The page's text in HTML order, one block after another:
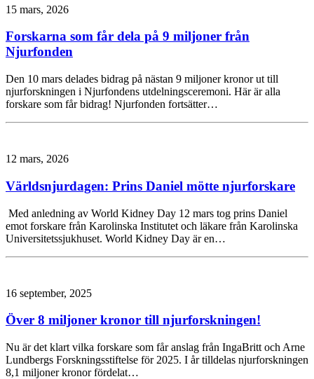
15 mars, 2026
Forskarna som får dela på 9 miljoner från
Njurfonden
Den 10 mars delades bidrag på nästan 9 miljoner kronor ut till
njurforskningen i Njurfondens utdelningsceremoni. Här är alla
forskare som får bidrag! Njurfonden fortsätter…
12 mars, 2026
Världsnjurdagen: Prins Daniel mötte njurforskare
Med anledning av World Kidney Day 12 mars tog prins Daniel
emot forskare från Karolinska Institutet och läkare från Karolinska
Universitetssjukhuset. World Kidney Day är en…
16 september, 2025
Över 8 miljoner kronor till njurforskningen!
Nu är det klart vilka forskare som får anslag från IngaBritt och Arne
Lundbergs Forskningsstiftelse för 2025. I år tilldelas njurforskningen
8,1 miljoner kronor fördelat…